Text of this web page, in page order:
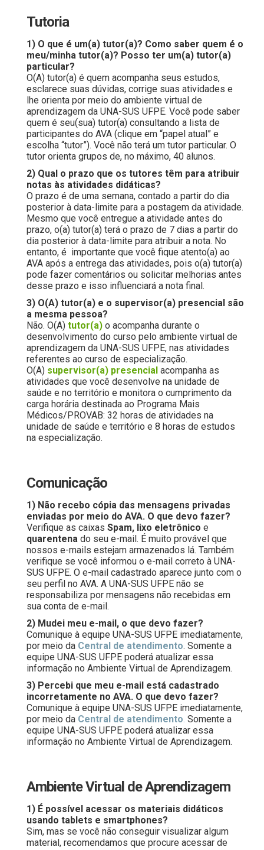
Tutoria
1) O que é um(a) tutor(a)? Como saber quem é o
meu/minha tutor(a)? Posso ter um(a) tutor(a)
particular?
O(A) tutor(a) é quem acompanha seus estudos,
esclarece suas dúvidas, corrige suas atividades e
lhe orienta por meio do ambiente virtual de
aprendizagem da UNA-SUS UFPE. Você pode saber
quem é seu(sua) tutor(a) consultando a lista de
participantes do AVA (clique em “papel atual” e
escolha “tutor”). Você não terá um tutor particular. O
tutor orienta grupos de, no máximo, 40 alunos.
2) Qual o prazo que os tutores têm para atribuir
notas às atividades didáticas?
O prazo é de uma semana, contado a partir do dia
posterior à data-limite para a postagem da atividade.
Mesmo que você entregue a atividade antes do
prazo, o(a) tutor(a) terá o prazo de 7 dias a partir do
dia posterior à data-limite para atribuir a nota. No
entanto, é importante que você fique atento(a) ao
AVA após a entrega das atividades, pois o(a) tutor(a)
pode fazer comentários ou solicitar melhorias antes
desse prazo e isso influenciará a nota final.
3) O(A) tutor(a) e o supervisor(a) presencial são
a mesma pessoa?
Não. O(A) tutor(a) o acompanha durante o
desenvolvimento do curso pelo ambiente virtual de
aprendizagem da UNA-SUS UFPE, nas atividades
referentes ao curso de especialização.
O(A) supervisor(a) presencial acompanha as
atividades que você desenvolve na unidade de
saúde e no território e monitora o cumprimento da
carga horária destinada ao Programa Mais
Médicos/PROVAB: 32 horas de atividades na
unidade de saúde e território e 8 horas de estudos
na especialização.
Comunicação
1) Não recebo cópia das mensagens privadas
enviadas por meio do AVA. O que devo fazer?
Verifique as caixas Spam, lixo eletrônico e
quarentena do seu e-mail. É muito provável que
nossos e-mails estejam armazenados lá. Também
verifique se você informou o e-mail correto à UNA-
SUS UFPE. O e-mail cadastrado aparece junto com o
seu perfil no AVA. A UNA-SUS UFPE não se
responsabiliza por mensagens não recebidas em
sua conta de e-mail.
2) Mudei meu e-mail, o que devo fazer?
Comunique à equipe UNA-SUS UFPE imediatamente,
por meio da Central de atendimento. Somente a
equipe UNA-SUS UFPE poderá atualizar essa
informação no Ambiente Virtual de Aprendizagem.
3) Percebi que meu e-mail está cadastrado
incorretamente no AVA. O que devo fazer?
Comunique à equipe UNA-SUS UFPE imediatamente,
por meio da Central de atendimento Somente a
equipe UNA-SUS UFPE poderá atualizar essa
informação no Ambiente Virtual de Aprendizagem.
Ambiente Virtual de Aprendizagem
1) É possível acessar os materiais didáticos
usando tablets e smartphones?
Sim, mas se você não conseguir visualizar algum
material, recomendamos que procure acessar de